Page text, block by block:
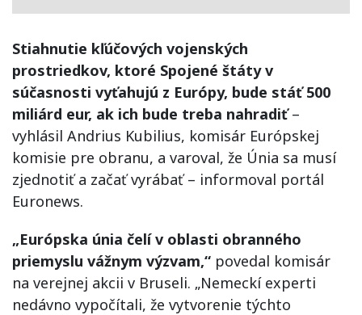
Stiahnutie kľúčových vojenských
prostriedkov, ktoré Spojené štáty v
súčasnosti vyťahujú z Európy, bude stáť 500
miliárd eur, ak ich bude treba nahradiť–
vyhlásil Andrius Kubilius, komisár Európskej
komisie pre obranu, a varoval, že Únia sa musí
zjednotiť a začať vyrábať – informoval portál
Euronews.
„Európska únia čelí v oblasti obranného
priemyslu vážnym výzvam,“ povedal komisár
na verejnej akcii v Bruseli. „Nemeckí experti
nedávno vypočítali, že vytvorenie týchto